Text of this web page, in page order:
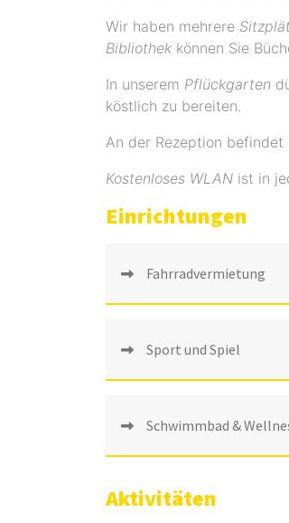
Wir haben mehrere
Bibliothek können Sie
In unserem Pflückgarten
köstlich zu bereiten.
An der Rezeption befindet
Kostenloses WLAN ist in
Einrichtungen
Fahrradvermietung
Sport und Spiel
Schwimmbad &
Aktivitäten